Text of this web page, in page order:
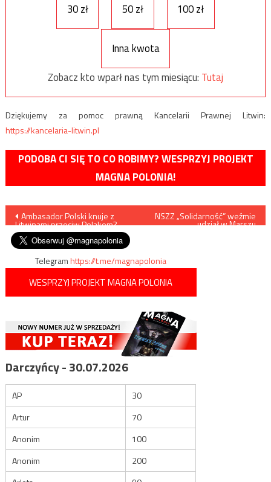
30 zł
50 zł 100 zł
Inna kwota
Zobacz kto wparł nas tym miesiącu: Tutaj
Dziękujemy za pomoc prawną Kancelarii Prawnej Litwin:
https://kancelaria-litwin.pl
PODOBA CI SIĘ TO CO ROBIMY? WESPRZYJ PROJEKT
MAGNA POLONIA!
Nawigacja
wpisu
Ambasador Polski knuje z
Litwinami przeciw Polakom?
NSZZ „Solidarność” weźmie
udział w Marszu
Telegramhttps://t.me/magnapolonia
WESPRZYJ PROJEKT MAGNA POLONIA
Darczyńcy - 30.07.2026
AP
30
Artur
70
Anonim
100
Anonim
200